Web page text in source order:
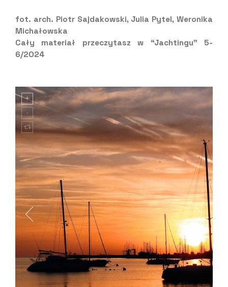
fot. arch. Piotr Sajdakowski, Julia Pytel, Weronika
Michałowska
Cały materiał przeczytasz w “Jachtingu” 5-
6/2024